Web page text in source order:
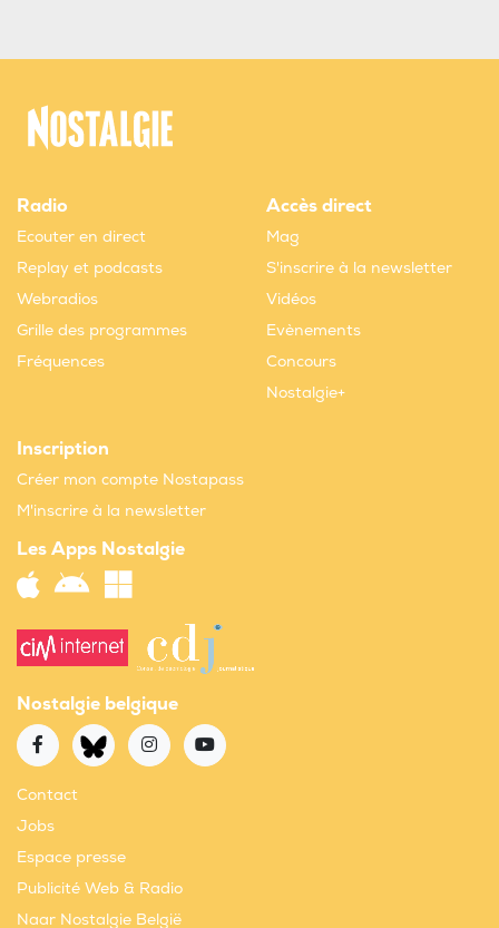
Radio
Ecouter en direct
Replay et podcasts
Webradios
Grille des programmes
Fréquences
Accès direct
Mag
S'inscrire à la newsletter
Vidéos
Evènements
Concours
Nostalgie+
Inscription
Créer mon compte Nostapass
M'inscrire à la newsletter
Les Apps Nostalgie
Nostalgie belgique
Contact
Jobs
Espace presse
Publicité Web & Radio
Naar Nostalgie België